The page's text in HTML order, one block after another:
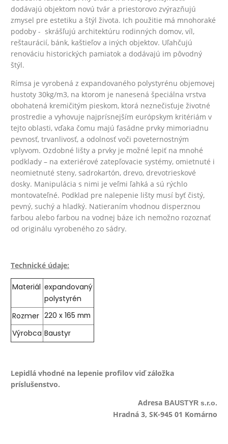
dodávajú objektom novú tvár a priestorovo zvýrazňujú
zmysel pre estetiku a štýl života. Ich použitie má mnohoraké
podoby - skrášľujú architektúru rodinných domov, víl,
reštaurácií, bánk, kaštieľov a iných objektov. Uľahčujú
renováciu historických pamiatok a dodávajú im pôvodný
štýl.
Rímsa je vyrobená z expandovaného polystyrénu objemovej
hustoty 30kg/m3, na ktorom je nanesená špeciálna vrstva
obohatená kremičitým pieskom, ktorá neznečisťuje životné
prostredie a vyhovuje najprísnejším európskym kritériám v
tejto oblasti, vďaka čomu majú fasádne prvky mimoriadnu
pevnosť, trvanlivosť, a odolnosť voči poveternostným
vplyvom. Ozdobné lišty a prvky je možné lepiť na mnohé
podklady – na exteriérové zatepľovacie systémy, omietnuté i
neomietnuté steny, sadrokartón, drevo, drevotrieskové
dosky. Manipulácia s nimi je veľmi ľahká a sú rýchlo
montovateľné. Podklad pre nalepenie lišty musí byť čistý,
pevný, suchý a hladký. Natieraním vhodnou disperznou
farbou alebo farbou na vodnej báze ich nemožno rozoznať
od originálu vyrobeného zo sádry.
Technické údaje:
Materiál expandovaný
polystyrén
Rozmer 220 x 165 mm
Výrobca Baustyr
Lepidlá vhodné na lepenie profilov viď záložka
príslušenstvo.
Adresa BAUSTYR s.r.o.
Hradná 3, SK-945 01 Komárno